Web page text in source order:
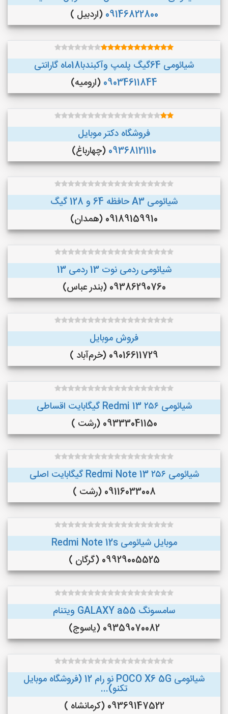
09146822800 (اردبیل )
شیائومی 64گیگ پلمپ وآکبندبا18ماه گارانتی
09034611844 (ارومیه)
فروشگاه دکتر موبایل
09368121110 (چهارباغ)
شیائومی A3 حافظه 64 و 128 گیگ
09189159910 (همدان)
شیائومی ردمی نوت 13 ردمی 13
09386290760 (بندر عباس)
فروش موبایل
09016611729 (خرم‌آباد )
شیائومی Redmi 13 ۲۵۶ گیگابایت اقساطی
09333041150 (رشت )
شیائومی Redmi Note 13 ۲۵۶ گیگابایت اصلی
09116033008 (رشت )
موبایل شیائومی Redmi Note 12s
09929005525 (گرگان )
سامسونگ GALAXY a55 ویتنام
09359070082 (یاسوج)
شیائومی POCO X6 5G نو رام 12 (فروشگاه موبایل
تکنو)...
09369147522 (کرمانشاه )